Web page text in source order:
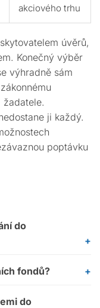
akciového trhu
úvěrů,
Konečný výběr
výhradně sám
žadatele.
ji každý.
poptávku
do
fondů?
do